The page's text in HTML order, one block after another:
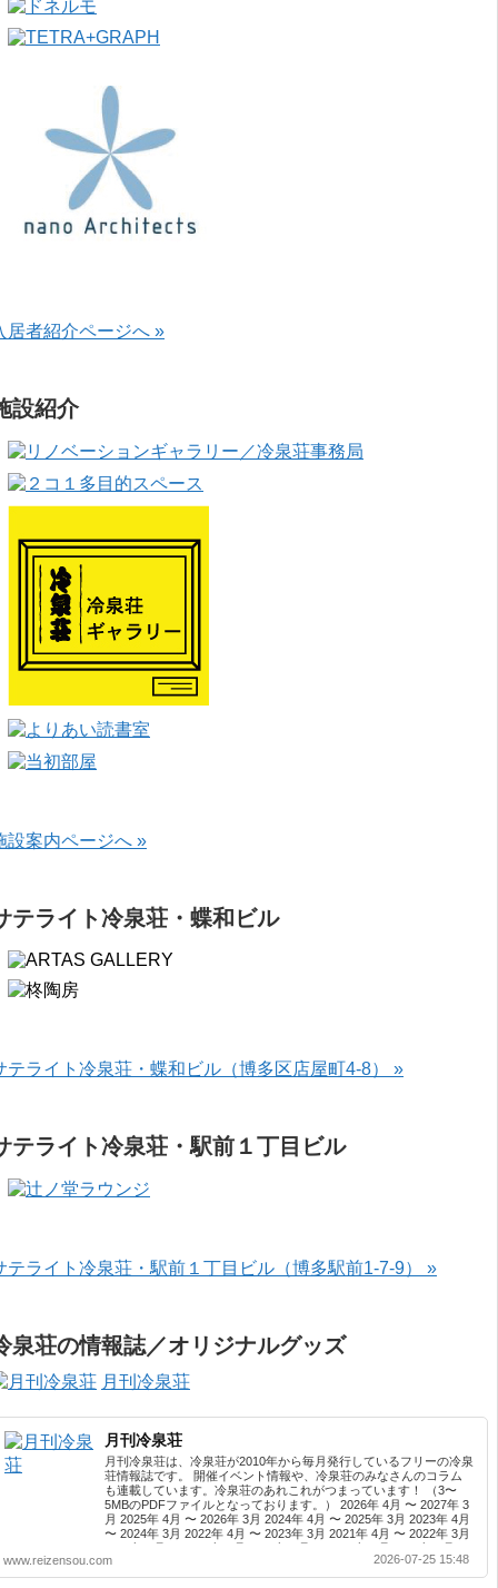
居者紹介ページへ »
設紹介
設案内ページへ »
テライト冷泉荘・蝶和ビル
テライト冷泉荘・蝶和ビル（博多区店屋町4-8） »
テライト冷泉荘・駅前１丁目ビル
テライト冷泉荘・駅前１丁目ビル（博多駅前1-7-9） »
泉荘の情報誌／オリジナルグッズ
月刊冷泉荘
月刊冷泉荘
月刊冷泉荘は、冷泉荘が2010年から毎月発行しているフリーの冷泉
荘情報誌です。 開催イベント情報や、冷泉荘のみなさんのコラム
も連載しています。冷泉荘のあれこれがつまっています！ （3〜
5MBのPDFファイルとなっております。） 2026年 4月 〜 2027年 3
月 2025年 4月 〜 2026年 3月 2024年 4月 〜 2025年 3月 2023年 4月
〜 2024年 3月 2022年 4月 〜 2023年 3月 2021年 4月 〜 2022年 3月
2020年 4月 〜 2021年 3月 2019年 4月 〜 2020年 3月 2018年 4月 〜
2019年 3月 2017年 4月 〜 2018年 3月 2016年 4月 〜 2017年 3月
2015年 4月 〜 2016年 3月 2014年 4月 〜 2015年 3月 2013...
www.reizensou.com 2026-07-25 15:48